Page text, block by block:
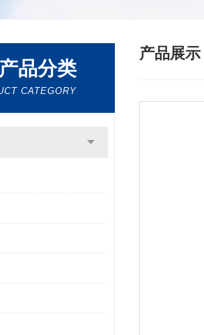
产品分类
CATEGORY
产品展示